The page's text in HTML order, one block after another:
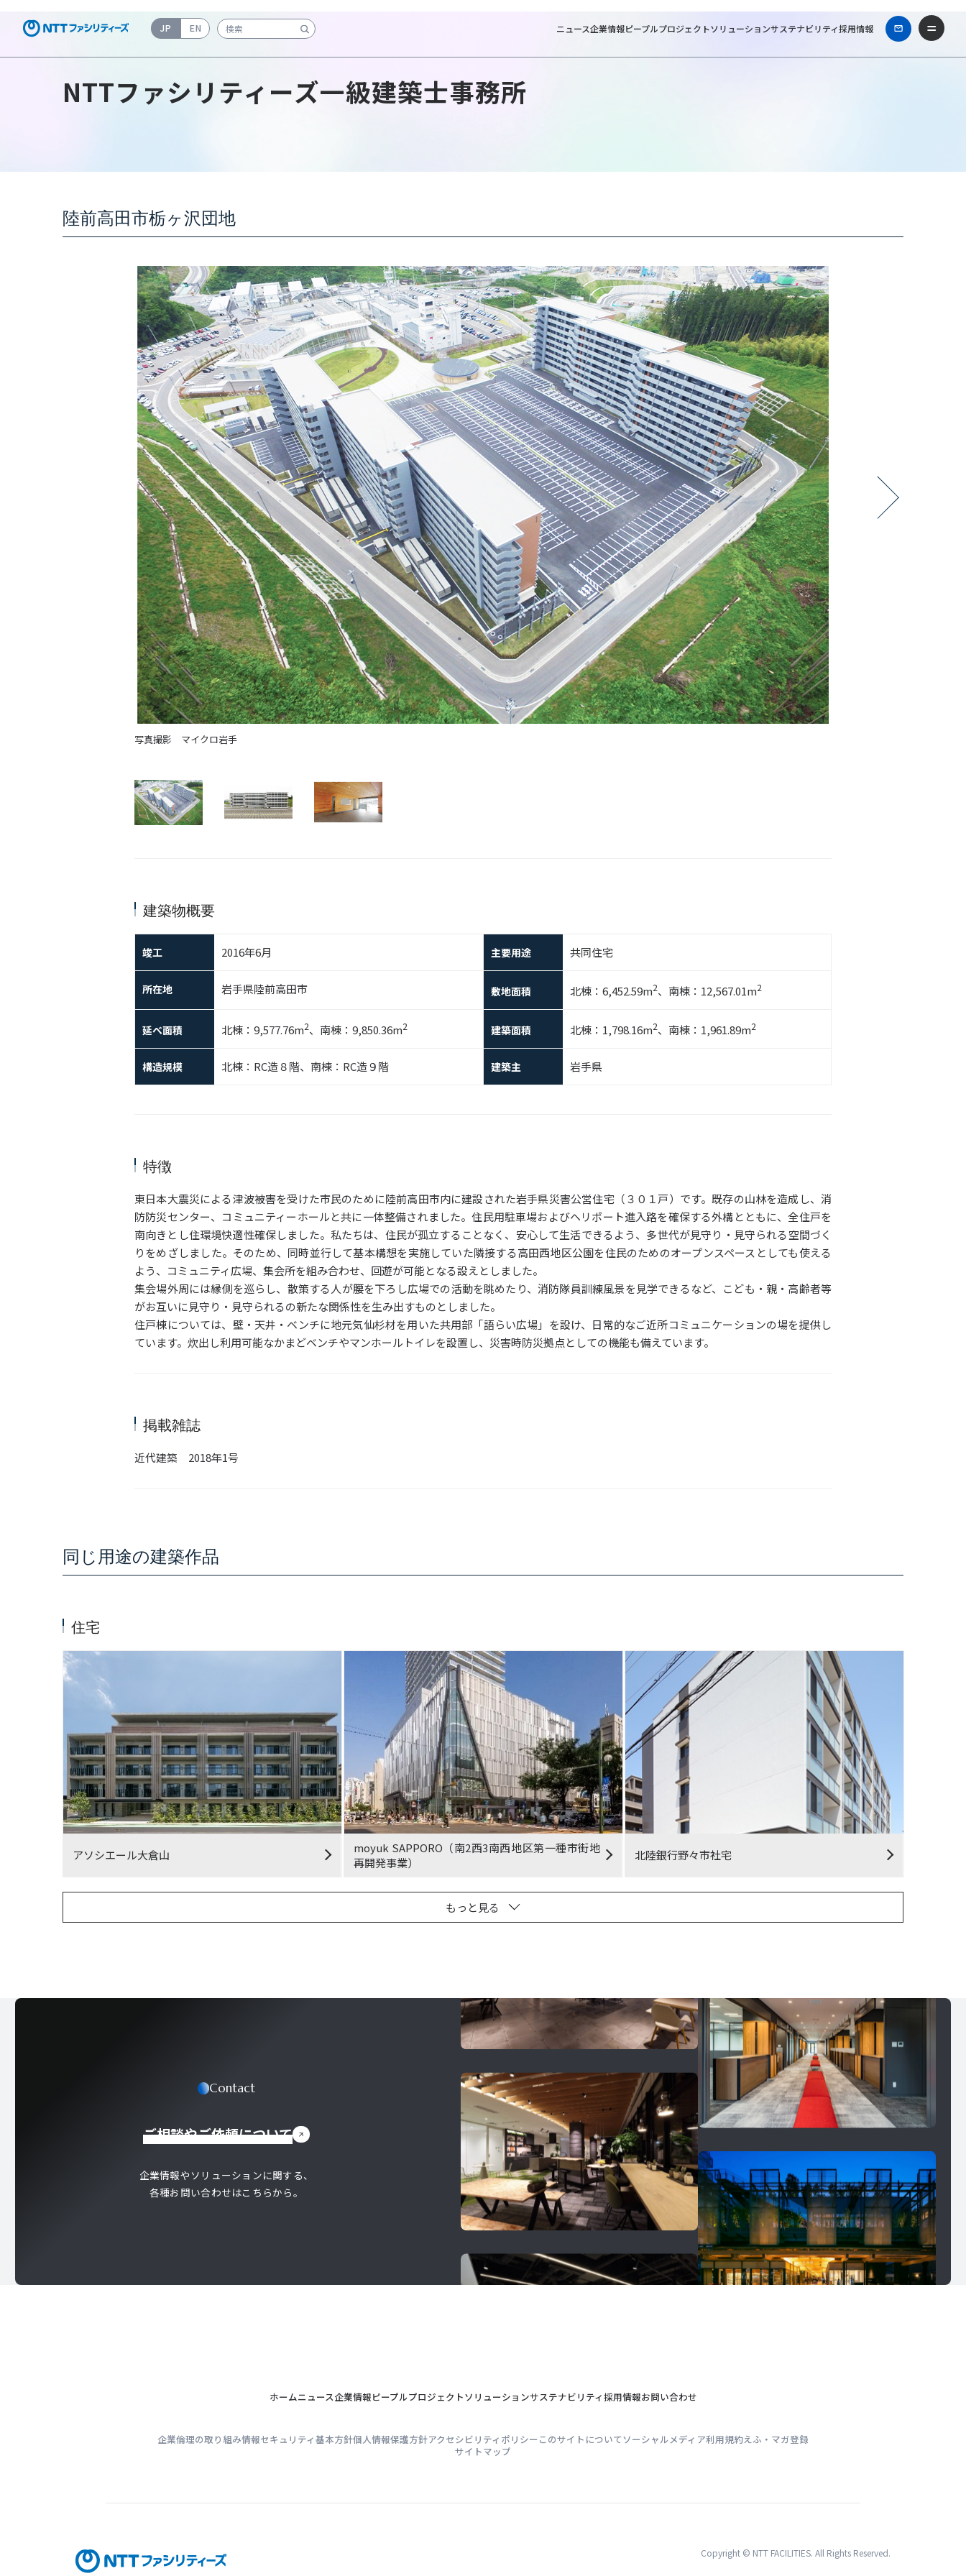
JP EN 検索キーワード入力 ニュース企業情報ピープルプロジェクトソリューションサステナビリティ採用情報
NTTファシリティーズ一級建築士事務所
陸前高田市栃ヶ沢団地
写真撮影 マイクロ岩手
建築物概要
竣工 2016年6月 主要用途 共同住宅
所在地 岩手県陸前高田市 敷地面積 北棟：6,452.59m2、南棟：12,567.01m2
延べ面積 北棟：9,577.76m2、南棟：9,850.36m2 建築面積 北棟：1,798.16m2、南棟：1,961.89m2
構造規模 北棟：RC造８階、南棟：RC造９階 建築主 岩手県
特徴
東日本大震災による津波被害を受けた市民のために陸前高田市内に建設された岩手県災害公営住宅（３０１戸）です。既存の山林を造成し、消
防防災センター、コミュニティーホールと共に一体整備されました。住民用駐車場およびヘリポート進入路を確保する外構とともに、全住戸を
南向きとし住環境快適性確保しました。私たちは、住民が孤立することなく、安心して生活できるよう、多世代が見守り・見守られる空間づく
りをめざしました。そのため、同時並行して基本構想を実施していた隣接する高田西地区公園を住民のためのオープンスペースとしても使える
よう、コミュニティ広場、集会所を組み合わせ、回遊が可能となる設えとしました。
集会場外周には縁側を巡らし、散策する人が腰を下ろし広場での活動を眺めたり、消防隊員訓練風景を見学できるなど、こども・親・高齢者等
がお互いに見守り・見守られるの新たな関係性を生み出すものとしました。
住戸棟については、壁・天井・ベンチに地元気仙杉材を用いた共用部「語らい広場」を設け、日常的なご近所コミュニケーションの場を提供し
ています。炊出し利用可能なかまどベンチやマンホールトイレを設置し、災害時防災拠点としての機能も備えています。
掲載雑誌
近代建築 2018年1号
同じ用途の建築作品
住宅
アソシエール大倉山
moyuk SAPPORO（南2西3南西地区第一種市街地
再開発事業）
北陸銀行野々市社宅
もっと見る
Contact
ご相談やご依頼について
企業情報やソリューションに関する、
各種お問い合わせはこちらから。
ホームニュース企業情報ピープルプロジェクトソリューションサステナビリティ採用情報お問い合わせ
企業倫理の取り組み情報セキュリティ基本方針個人情報保護方針アクセシビリティポリシー このサイトについてソーシャルメディア利用規約えふ・マガ登録
サイトマップ
Copyright © NTT FACILITIES. All Rights Reserved.